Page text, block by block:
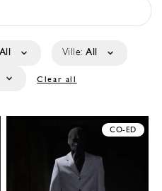
All Ville: All
Clear all
CO-ED